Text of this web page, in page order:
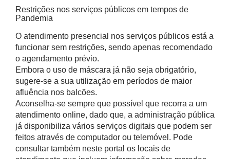
Restrições nos serviços públicos em tempos de
Pandemia
O atendimento presencial nos serviços públicos está a
funcionar sem restrições, sendo apenas recomendado
o agendamento prévio.
Embora o uso de máscara já não seja obrigatório,
sugere-se a sua utilização em períodos de maior
afluência nos balcões.
Aconselha-se sempre que possível que recorra a um
atendimento online, dado que, a administração pública
já disponibiliza vários serviços digitais que podem ser
feitos através de computador ou telemóvel. Pode
consultar também neste portal os locais de